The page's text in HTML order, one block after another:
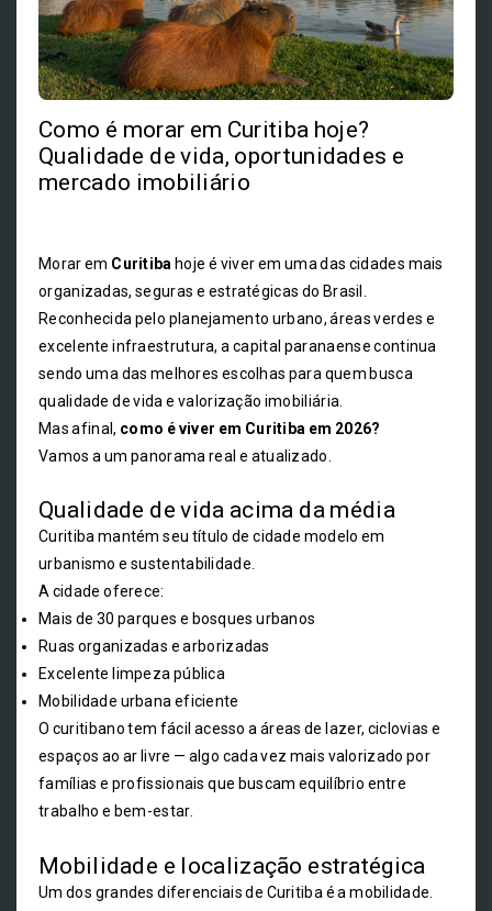
Como é morar em Curitiba hoje?
Qualidade de vida, oportunidades e
mercado imobiliário
Morar em Curitiba hoje é viver em uma das cidades mais
organizadas, seguras e estratégicas do Brasil.
Reconhecida pelo planejamento urbano, áreas verdes e
excelente infraestrutura, a capital paranaense continua
sendo uma das melhores escolhas para quem busca
qualidade de vida e valorização imobiliária.
Mas afinal, como é viver em Curitiba em 2026?
Vamos a um panorama real e atualizado.
Qualidade de vida acima da média
Curitiba mantém seu título de cidade modelo em
urbanismo e sustentabilidade.
A cidade oferece:
Mais de 30 parques e bosques urbanos
Ruas organizadas e arborizadas
Excelente limpeza pública
Mobilidade urbana eficiente
O curitibano tem fácil acesso a áreas de lazer, ciclovias e
espaços ao ar livre — algo cada vez mais valorizado por
famílias e profissionais que buscam equilíbrio entre
trabalho e bem-estar.
Mobilidade e localização estratégica
Um dos grandes diferenciais de Curitiba é a mobilidade.